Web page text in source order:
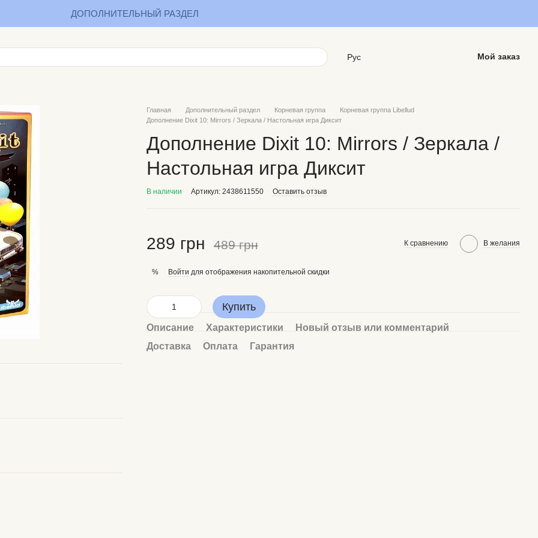
ДОПОЛНИТЕЛЬНЫЙ РАЗДЕЛ
Рус Мой заказ
Главная Дополнительный раздел Корневая группа
Корневая группа Libellud
Дополнение Dixit 10: Mirrors / Зеркала / Настольная игра Диксит
Дополнение Dixit 10: Mirrors / Зеркала /
Настольная игра Диксит
В наличии Артикул: 2438611550 Оставить отзыв
289 грн 489 грн К сравнению В желания
% Войти для отображения накопительной скидки
Купить
Описание Характеристики
Новый отзыв или комментарий
Доставка
Оплата Гарантия